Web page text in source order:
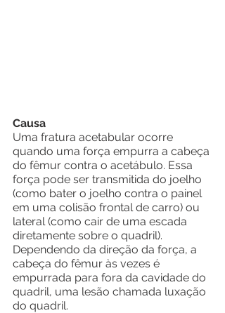
Causa
Uma fratura acetabular ocorre
quando uma força empurra a cabeça
do fêmur contra o acetábulo. Essa
força pode ser transmitida do joelho
(como bater o joelho contra o painel
em uma colisão frontal de carro) ou
lateral (como cair de uma escada
diretamente sobre o quadril).
Dependendo da direção da força, a
cabeça do fêmur às vezes é
empurrada para fora da cavidade do
quadril, uma lesão chamada luxação
do quadril.